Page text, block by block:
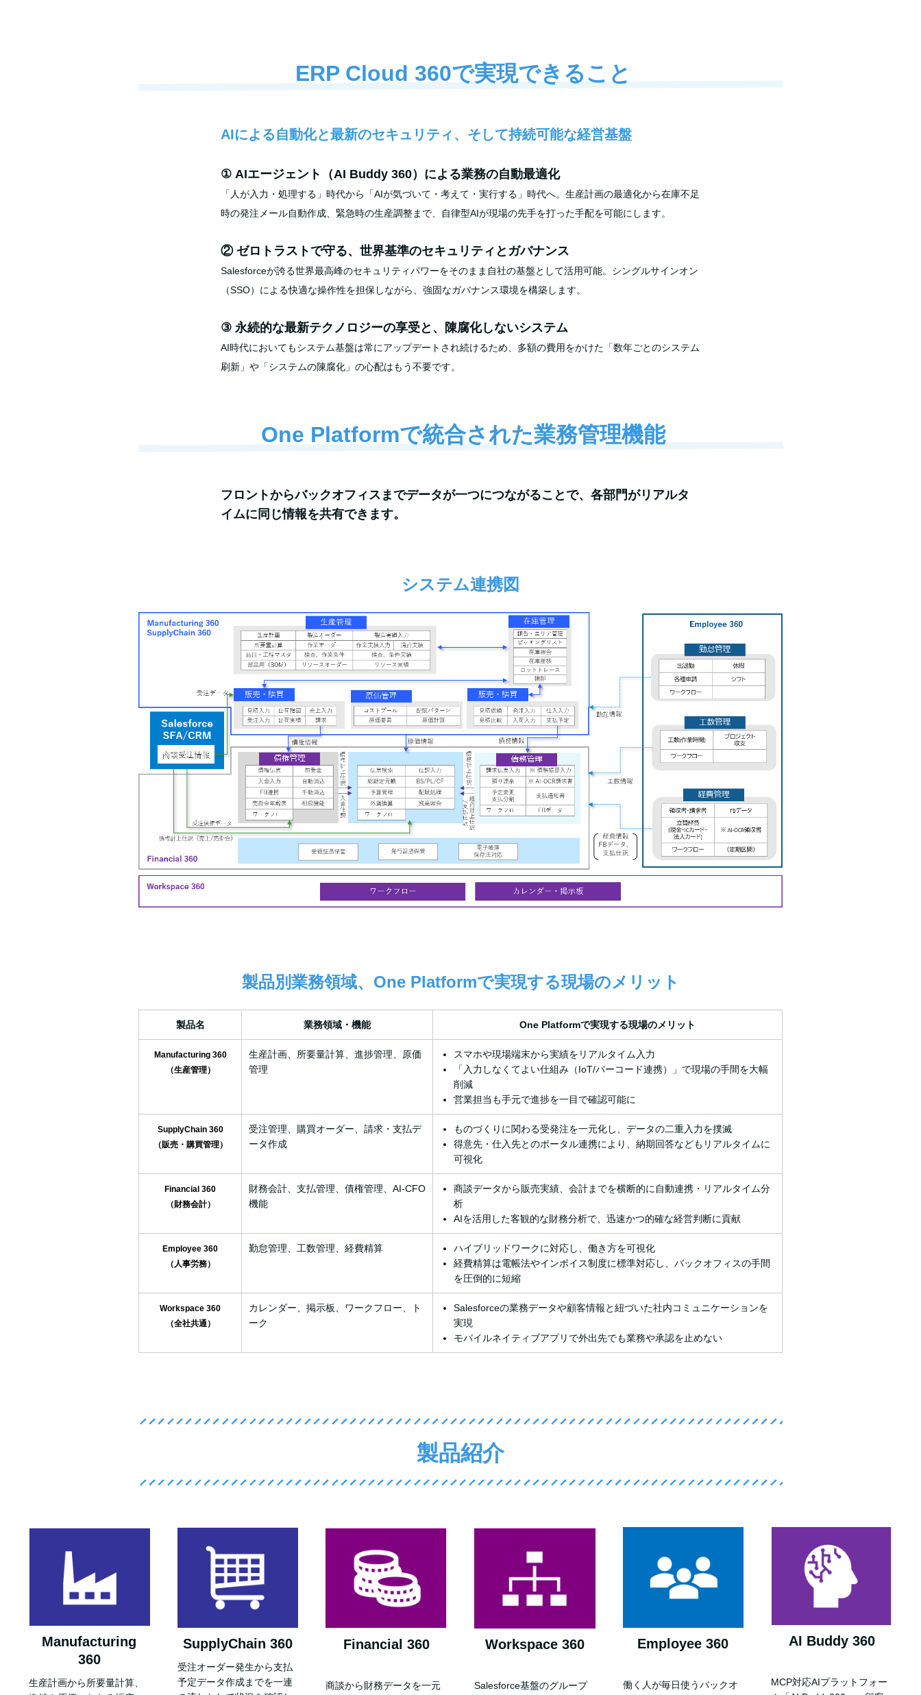
ERP Cloud 360で実現できること
AIによる自動化と最新のセキュリティ、そして持続可能な経営基盤
① AIエージェント（AI Buddy 360）による業務の自動最適化
「人が入力・処理する」時代から「AIが気づいて・考えて・実行する」時代へ。生産計画の最適化から在庫不足
時の発注メール自動作成、緊急時の生産調整まで、自律型AIが現場の先手を打った手配を可能にします。
② ゼロトラストで守る、世界基準のセキュリティとガバナンス
Salesforceが誇る世界最高峰のセキュリティパワーをそのまま自社の基盤として活用可能。シングルサインオン
（SSO）による快適な操作性を担保しながら、強固なガバナンス環境を構築します。
③ 永続的な最新テクノロジーの享受と、陳腐化しないシステム
AI時代においてもシステム基盤は常にアップデートされ続けるため、多額の費用をかけた「数年ごとのシステム
刷新」や「システムの陳腐化」の心配はもう不要です。
One Platformで統合された業務管理機能
フロントからバックオフィスまでデータが一つにつながることで、各部門がリアルタ
イムに同じ情報を共有できます。
システム連携図
製品別業務領域、One Platformで実現する現場のメリット
製品名 業務領域・機能 One Platformで実現する現場のメリット
Manufacturing 360
（生産管理）
生産計画、所要量計算、進捗管理、原価
管理
スマホや現場端末から実績をリアルタイム入力
「入力しなくてよい仕組み（IoT/バーコード連携）」で現場の手間を大幅
削減
営業担当も手元で進捗を一目で確認可能に
SupplyChain 360
（販売・購買管理）
受注管理、購買オーダー、請求・支払デ
ータ作成
ものづくりに関わる受発注を一元化し、データの二重入力を撲滅
得意先・仕入先とのポータル連携により、納期回答などもリアルタイムに
可視化
Financial 360
（財務会計）
財務会計、支払管理、債権管理、AI-CFO
機能
商談データから販売実績、会計までを横断的に自動連携・リアルタイム分
析
AIを活用した客観的な財務分析で、迅速かつ的確な経営判断に貢献
Employee 360
（人事労務）
勤怠管理、工数管理、経費精算
ハイブリッドワークに対応し、働き方を可視化
経費精算は電帳法やインボイス制度に標準対応し、バックオフィスの手間
を圧倒的に短縮
Workspace 360
（全社共通）
カレンダー、掲示板、ワークフロー、ト
ーク
Salesforceの業務データや顧客情報と紐づいた社内コミュニケーションを
実現
モバイルネイティブアプリで外出先でも業務や承認を止めない
製品紹介
Manufacturing
360
生産計画から所要量計算、
SupplyChain 360
受注オーダー発生から支払
予定データ作成までを一連
Financial 360
商談から財務データを一元
Workspace 360
Salesforce基盤のグループ
Employee 360
働く人が毎日使うバックオ
AI Buddy 360
MCP対応AIプラットフォー